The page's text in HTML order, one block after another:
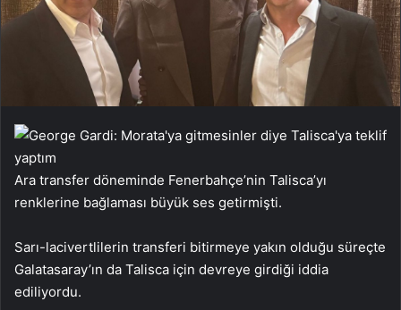
Ara transfer döneminde Fenerbahçe’nin Talisca’yı
renklerine bağlaması büyük ses getirmişti.
Sarı-lacivertlilerin transferi bitirmeye yakın olduğu süreçte
Galatasaray’ın da Talisca için devreye girdiği iddia
ediliyordu.